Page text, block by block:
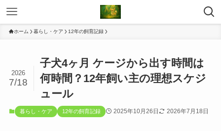
ホーム 暮らし・ケア 12年の飼育記録
子犬4ヶ月 ケージから出す時間は
何時間？12年飼い主の理想スケジ
ュール
2026
7/18
暮らし・ケア 12年の飼育記録 2025年10月26日 2026年7月18日